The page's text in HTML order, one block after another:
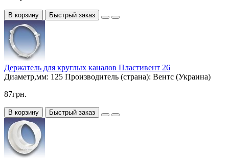
В корзину Быстрый заказ
Держатель для круглых каналов Пластивент 26
Диаметр,мм: 125 Производитель (страна): Вентс (Украина)
87грн.
В корзину Быстрый заказ